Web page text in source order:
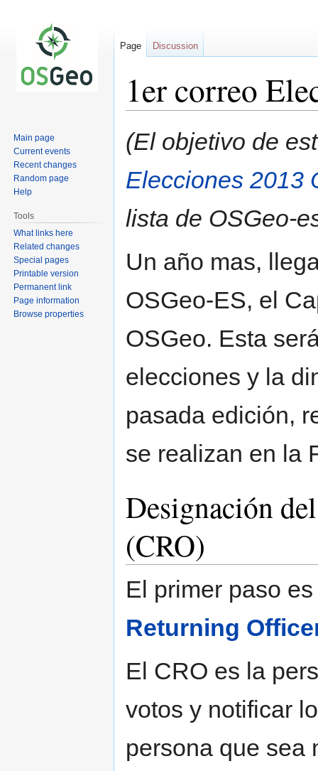
1er correo
Jump
to
Jump
to
(El objetivo de
Elecciones 2013
lista de OSGeo-
Un año mas,
OSGeo-ES, el
OSGeo. Esta
elecciones y la
pasada edición,
se realizan en la
Designación
(CRO)
El primer paso
Returning
El CRO es la
votos y notificar
persona que sea
Page Discussion
Main page
Current events
Recent changes
Random page
Help
Tools
What links here
Related changes
Special pages
Printable version
Permanent link
Page information
Browse properties